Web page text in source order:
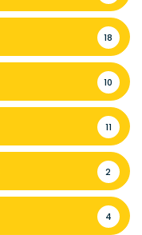
18
10
11
2
4